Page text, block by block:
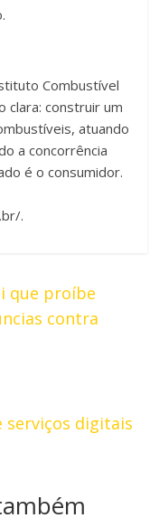
Combustível
clara: construir um
atuando
a concorrência
é o consumidor.
.
que proíbe
contra
digitais